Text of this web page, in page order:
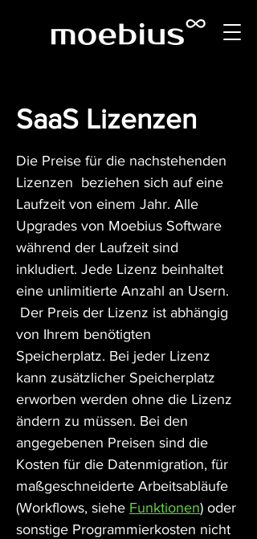
SaaS Lizenzen
Die Preise für die nachstehenden
Lizenzen beziehen sich auf eine
Laufzeit von einem Jahr. Alle
Upgrades von Moebius Software
während der Laufzeit sind
inkludiert. Jede Lizenz beinhaltet
eine unlimitierte Anzahl an Usern.
Der Preis der Lizenz ist abhängig
von Ihrem benötigten
Speicherplatz. Bei jeder Lizenz
kann zusätzlicher Speicherplatz
erworben werden ohne die Lizenz
ändern zu müssen. Bei den
angegebenen Preisen sind die
Kosten für die Datenmigration, für
maßgeschneiderte Arbeitsabläufe
(Workflows, siehe Funktionen) oder
sonstige Programmierkosten nicht